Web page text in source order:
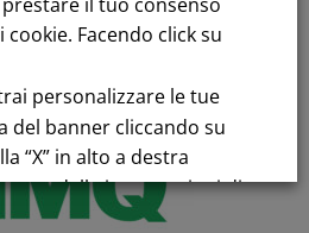
Facendo click su
personalizzare le tue
del banner cliccando su
“X” in alto a destra
delle impostazioni di
della navigazione